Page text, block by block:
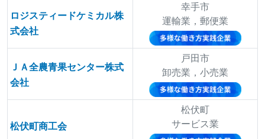
ロジスティードケミカル株
式会社
幸手市
運輸業，郵便業
ＪＡ全農青果センター株式
会社
戸田市
卸売業，小売業
松伏町商工会
松伏町
サービス業